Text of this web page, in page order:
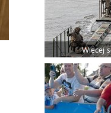
Więcej